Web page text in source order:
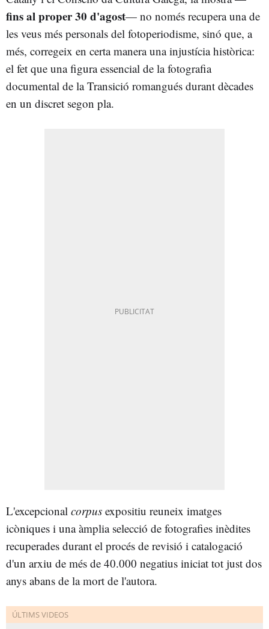
fins al proper 30 d'agost— no només recupera una de
les veus més personals del fotoperiodisme, sinó que, a
més, corregeix en certa manera una injustícia històrica:
el fet que una figura essencial de la fotografia
documental de la Transició romangués durant dècades
en un discret segon pla.
L'excepcional corpus expositiu reuneix imatges
icòniques i una àmplia selecció de fotografies inèdites
recuperades durant el procés de revisió i catalogació
d'un arxiu de més de 40.000 negatius iniciat tot just dos
anys abans de la mort de l'autora.